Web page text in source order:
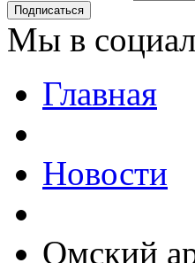
Подписаться
Мы в
Главная
Новости
Омский